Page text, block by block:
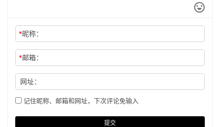
*昵称：
*邮箱：
网址：
记住昵称、邮箱和网址，下次评论免输入
提交